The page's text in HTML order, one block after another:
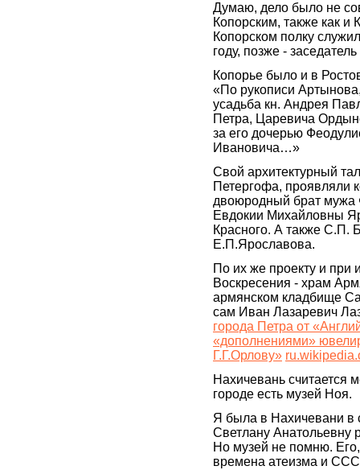
Думаю, дело было не
Копорским, также как и
Копорском полку
году, позже -
Копорье было и в
«По рукописи
усадьба кн. Андрея
Петра, Царевича
за его дочерью
Ивановича…»
Свой архитектурный
Петергофа, проявляли
двоюродный брат
Евдокии Михайловны
Красного. А также С.П.
Е.П.Ярославова.
По их же проекту и при
Воскресения - храм
армянском кладбище
сам Иван Лазаревич
города Петра от
«дополнениями»
Г.Г.Орлову»
Нахичевань считается
городе есть музей Ноя.
Я была в Нахичевани в
Светлану Анатольевну
Но музей не помню.
времена атеизма и